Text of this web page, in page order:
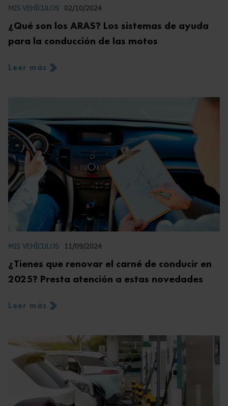
MIS VEHÍCULOS 02/10/2024
¿Qué son los ARAS? Los sistemas de ayuda
para la conducción de las motos
Leer más
MIS VEHÍCULOS 11/09/2024
¿Tienes que renovar el carné de conducir en
2025? Presta atención a estas novedades
Leer más